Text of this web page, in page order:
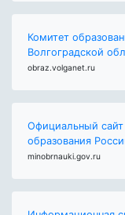
Комитет
Волгоградской
obraz.volganet.ru
Официальный
образования
minobrnauki.gov.ru